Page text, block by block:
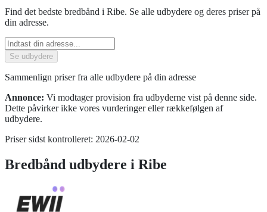
Find det bedste bredbånd i Ribe. Se alle udbydere og deres priser på
din adresse.
Se udbydere
Sammenlign priser fra alle udbydere på din adresse
Annonce: Vi modtager provision fra udbyderne vist på denne side.
Dette påvirker ikke vores vurderinger eller rækkefølgen af
udbydere.
Priser sidst kontrolleret: 2026-02-02
Bredbånd udbydere i Ribe